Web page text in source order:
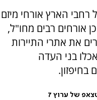
רחבי הארץ אורחי מיזם
אורחים רבים מחו"ל,
את אתרי התיירות
בני העדה
של ערוץ 7